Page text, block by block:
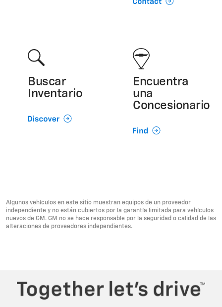
Buscar
Inventario
Encuentra
una
Concesionario
Algunos vehículos en este sitio muestran equipos de un proveedor
independiente y no están cubiertos por la garantía limitada para vehículos
nuevos de GM. GM no se hace responsable por la seguridad o calidad de las
alteraciones de proveedores independientes.